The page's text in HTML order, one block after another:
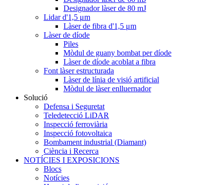
Designador làser de 80 mJ
Lidar d'1,5 μm
Làser de fibra d'1,5 μm
Làser de díode
Piles
Mòdul de guany bombat per díode
Làser de díode acoblat a fibra
Font làser estructurada
Làser de línia de visió artificial
Mòdul de làser enlluernador
Solució
Defensa i Seguretat
Teledetecció LiDAR
Inspecció ferroviària
Inspecció fotovoltaica
Bombament industrial (Diamant)
Ciència i Recerca
NOTÍCIES I EXPOSICIONS
Blocs
Notícies